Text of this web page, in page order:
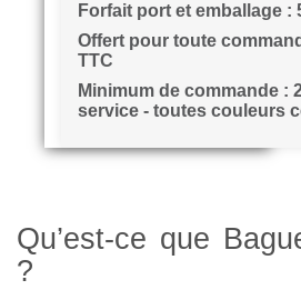
Forfait port et emballage :
Offert pour toute
TTC
Minimum de commande :
service - toutes couleurs
Qu’est-ce que
?